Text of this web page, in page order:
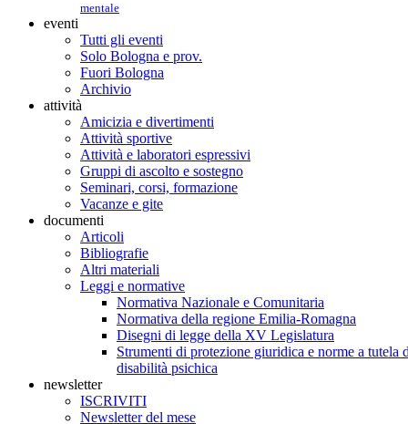
mentale
eventi
Tutti gli eventi
Solo Bologna e prov.
Fuori Bologna
Archivio
attività
Amicizia e divertimenti
Attività sportive
Attività e laboratori espressivi
Gruppi di ascolto e sostegno
Seminari, corsi, formazione
Vacanze e gite
documenti
Articoli
Bibliografie
Altri materiali
Leggi e normative
Normativa Nazionale e Comunitaria
Normativa della regione Emilia-Romagna
Disegni di legge della XV Legislatura
Strumenti di protezione giuridica e norme a tutela
disabilità psichica
newsletter
ISCRIVITI
Newsletter del mese